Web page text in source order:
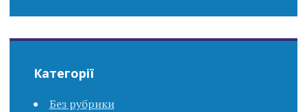
Категорії
Без рубрики